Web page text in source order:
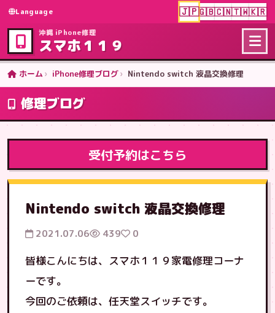
Language 🇯🇵🇬🇧🇨🇳🇹🇼🇰🇷
沖縄 iPhone修理
スマホ１１９
ホーム iPhone修理ブログ Nintendo switch 液晶交換修理
修理ブログ
受付予約はこちら
Nintendo switch 液晶交換修理
2021.07.06 439 0
皆様こんにちは、スマホ１１９家電修理コーナ
ーです。
今回のご依頼は、任天堂スイッチです。